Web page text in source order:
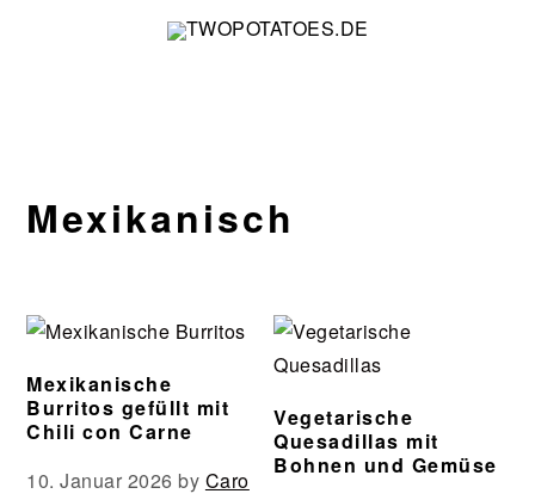
Mexikanisch
Mexikanische
Burritos gefüllt mit
Chili con Carne
10. Januar 2026 by Caro
Vegetarische
Quesadillas mit
Bohnen und Gemüse